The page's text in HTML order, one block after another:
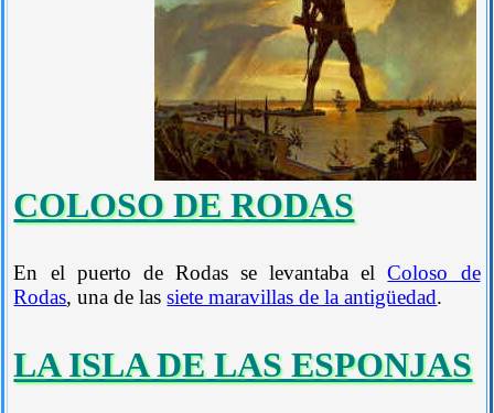
COLOSO DE RODAS
En el puerto de Rodas se levantaba elColoso de
Rodas, una de lassiete maravillas de la antigüedad.
LA ISLA DE LAS ESPONJAS